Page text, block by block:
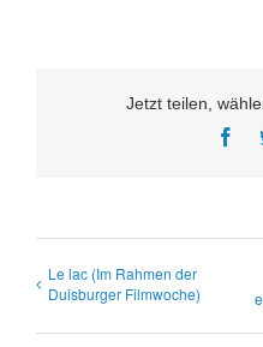
Jetzt teilen,
Le lac (Im Rahmen der
Duisburger Filmwoche)